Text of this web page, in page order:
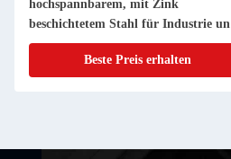
hochspannbarem, mit Zink
beschichtetem Stahl für Industrie
verzinkte Beschichtungen
Beste Preis erhalten